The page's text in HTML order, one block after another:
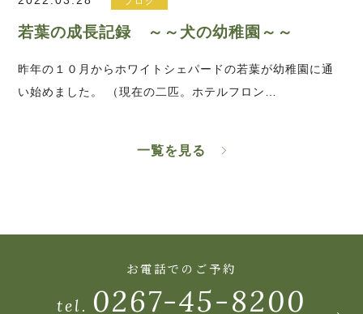
若葉の成長記録 ～～犬の幼稚園～～
昨年の１０月からホワイトシェパードの若葉が幼稚園に通
い始めました。 （現在の二匹。ホテルフロン…
一覧を見る
お電話でのご予約
tel. 0267-45-8200